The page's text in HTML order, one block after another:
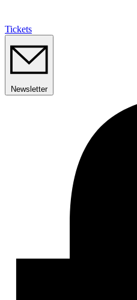
Tickets
Newsletter